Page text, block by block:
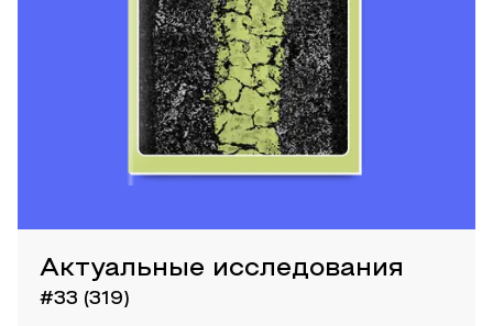
Актуальные исследования
#33 (319)